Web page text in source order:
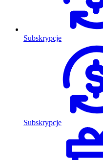
Subskrypcje
Subskrypcje